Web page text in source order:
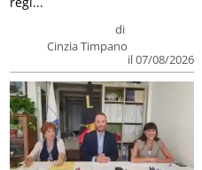
di
Cinzia Timpano
il 07/08/2026